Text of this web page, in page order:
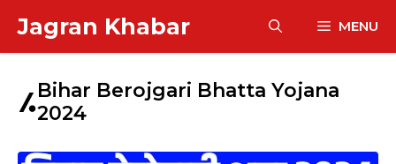
content
Jagran Khabar MENU
Bihar Berojgari Bhatta Yojana
2024